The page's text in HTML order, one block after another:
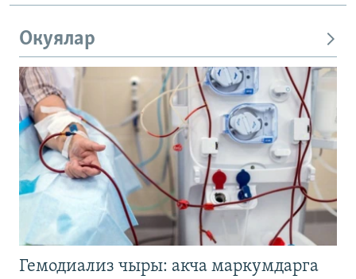
Окуялар
Гемодиализ чыры: акча маркумдарга